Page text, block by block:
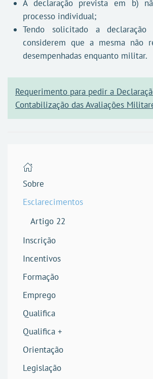
A declaração prevista em b)
processo individual;
Tendo solicitado a
considerem que a mesma não
desempenhadas enquanto militar.
Requerimento para pedir a
Contabilização das Avaliações
Sobre
Esclarecimentos
Artigo 22
Inscrição
Incentivos
Formação
Emprego
Qualifica
Qualifica +
Orientação
Legislação